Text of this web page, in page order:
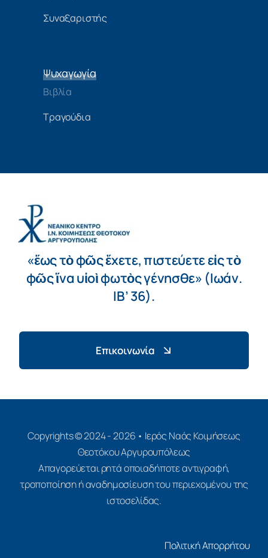
Συναξαριστής
Ψυχαγωγία
Βιβλία
Τραγούδια
«ἕως τὸ φῶς ἔχετε, πιστεύετε εἰς τὸ
φῶς ἵνα υἱοὶ φωτὸς γένησθε» (Ιωάν.
ΙΒ’ 36).
Επικοινωνία
Copyrights © 2024 - 2026 • Ιερός Ναός Κοιμήσεως
Θεοτόκου Αργυρουπόλεως
Απαγορεύεται ρητά οποιαδήποτε αντιγραφή,
τροποποίηση ή αναδημοσίευση του περιεχομένου της
ιστοσελίδας.
Πολιτική Απορρήτου